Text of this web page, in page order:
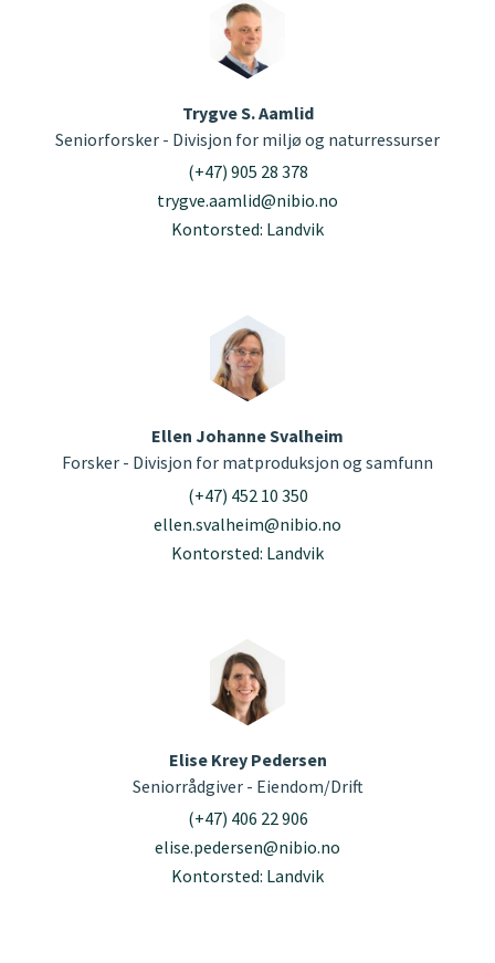
Trygve S. Aamlid
Seniorforsker - Divisjon for miljø og naturressurser
(+47) 905 28 378
trygve.aamlid@nibio.no
Kontorsted: Landvik
Ellen Johanne Svalheim
Forsker - Divisjon for matproduksjon og samfunn
(+47) 452 10 350
ellen.svalheim@nibio.no
Kontorsted: Landvik
Elise Krey Pedersen
Seniorrådgiver - Eiendom/Drift
(+47) 406 22 906
elise.pedersen@nibio.no
Kontorsted: Landvik